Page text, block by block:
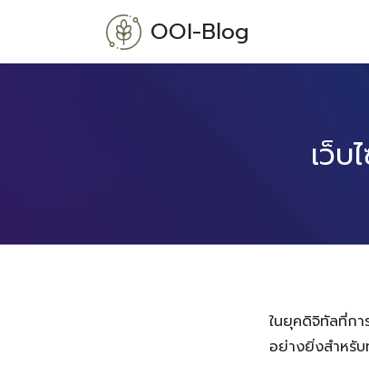
content
OOI-Blog
เว็
ในยุคดิจิทัลที่กา
อย่างยิ่งสำหรั